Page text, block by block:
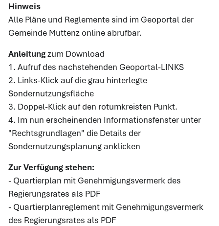
Hinweis
Alle Pläne und Reglemente sind im Geoportal der
Gemeinde Muttenz online abrufbar.
Anleitungzum Download
1. Aufruf des nachstehenden Geoportal-LINKS
2. Links-Klick auf die grau hinterlegte
Sondernutzungsfläche
3. Doppel-Klick auf den rotumkreisten Punkt.
4. Im nun erscheinenden Informationsfenster unter
"Rechtsgrundlagen" die Details der
Sondernutzungsplanung anklicken
Zur Verfügung stehen:
- Quartierplan mit Genehmigungsvermerk des
Regierungsrates als PDF
- Quartierplanreglement mit Genehmigungsvermerk
des Regierungsrates als PDF